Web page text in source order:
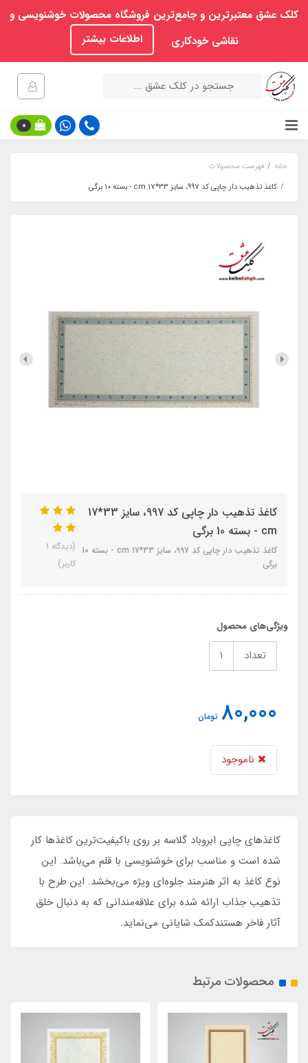
کلک عشق معتبرترین و جامع‌ترین فروشگاه محصولات خوشنویسی و
نقاشی خودکاری
اطلاعات بیشتر
0
خانه
فهرست محصولات
کاغذ تذهیب دار چاپی کد 997، سایز 33*17 cm - بسته 10 برگی
کاغذ تذهیب دار چاپی کد 997، سایز 33*17
cm - بسته 10 برگی
کاغذ تذهیب دار چاپی کد 997، سایز 33*17 cm - بسته 10
برگی
(دیدگاه 1
کاربر)
ویژگی‌های محصول
تعداد
80,000 تومان
ناموجود
کاغذهای چاپی ابروباد گلاسه بر روی باکیفیت‌ترین کاغذها کار
شده است و مناسب برای خوشنویسی با قلم می‌باشد. این
نوع کاغذ به اثر هنرمند جلوه‌ای ویژه می‌بخشد. این طرح با
تذهیب جذاب ارائه شده برای علاقه‌مندانی که به دنبال خلق
آثار فاخر هستندکمک شایانی می‌نماید.
محصولات مرتبط